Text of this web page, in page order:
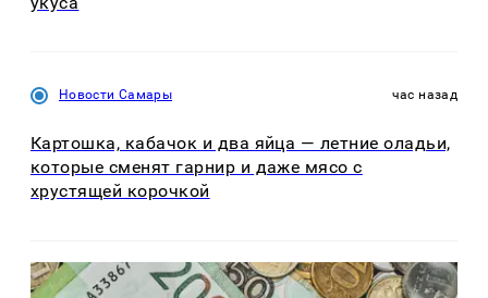
Новости Самары час назад
Картошка, кабачок и два яйца — летние оладьи,
которые сменят гарнир и даже мясо с
хрустящей корочкой